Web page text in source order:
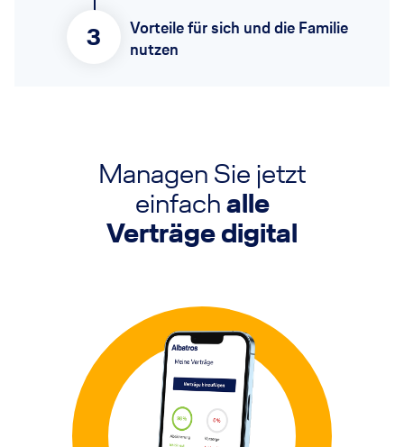
3
Vorteile für sich und die Familie
nutzen
Managen Sie jetzt
einfachalle
Verträge digital